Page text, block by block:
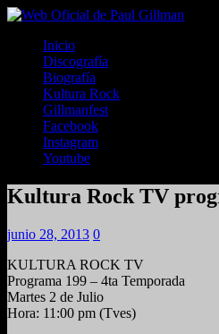
Inicio
Discografía
Biografía
Kultura Rock
Gillmanfest
Facebook
Instagram
Youtube
Kultura Rock TV
junio 28, 2013 0
KULTURA ROCK TV
Programa 199 – 4ta Temporada
Martes 2 de Julio
Hora: 11:00 pm (Tves)